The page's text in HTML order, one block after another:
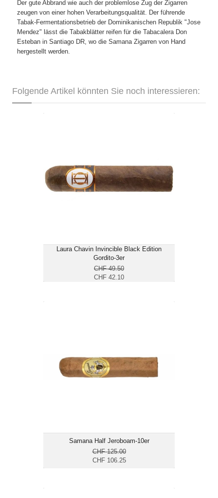
Der gute Abbrand wie auch der problemlose Zug der Zigarren
zeugen von einer hohen Verarbeitungsqualität. Der führende
Tabak-Fermentationsbetrieb der Dominikanischen Republik "Jose
Mendez" lässt die Tabakblätter reifen für die Tabacalera Don
Esteban in Santiago DR, wo die Samana Zigarren von Hand
hergestellt werden.
Folgende Artikel könnten Sie noch interessieren:
Laura Chavin Invincible Black Edition
Gordito-3er
CHF 49.50
CHF 42.10
Format: Gordito
Ringmass: 56
Länge: 10.5
Samana Half Jeroboam-10er
CHF 125.00
CHF 106.25
Ringmass: 60
Länge: 12.6
mild